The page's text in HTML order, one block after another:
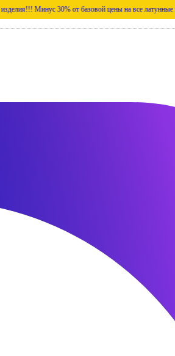
Минус 30% от базовой цены на все латунные изделия!!!